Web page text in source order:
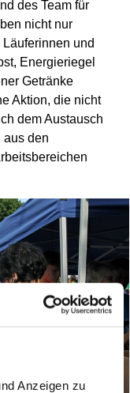
Anzeigen zu
des Team für
nicht nur
und
Energieriegel
Getränke
Aktion, die nicht
dem Austausch
aus den